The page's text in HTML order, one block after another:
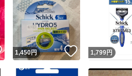
いいね！
1,450円 いいね！
1,799円